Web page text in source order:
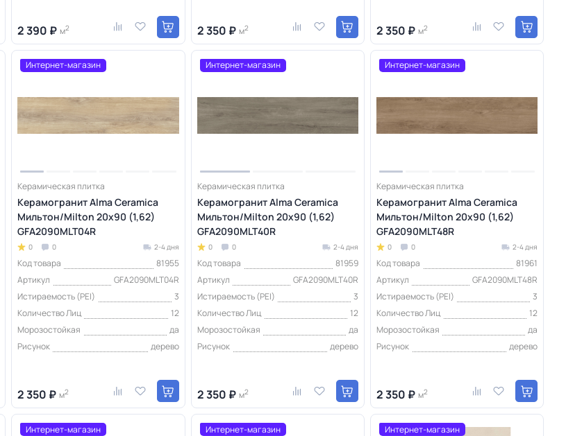
2 390 ₽ м2 2 350 ₽ м2 2 350 ₽ м2
Интернет-магазин
Керамическая плитка
Керамогранит Alma Ceramica
Мильтон/Milton 20х90 (1,62)
GFA2090MLT04R
0 0 2-4 дня
Код товара
81955
Артикул
GFA2090MLT04R
Истираемость (PEI)
3
Количество Лиц
12
Морозостойкая
да
Рисунок
дерево
2 350 ₽ м2
Интернет-магазин
Керамическая плитка
Керамогранит Alma Ceramica
Мильтон/Milton 20х90 (1,62)
GFA2090MLT40R
0 0 2-4 дня
Код товара
81959
Артикул
GFA2090MLT40R
Истираемость (PEI)
3
Количество Лиц
12
Морозостойкая
да
Рисунок
дерево
2 350 ₽ м2
Интернет-магазин
Керамическая плитка
Керамогранит Alma Ceramica
Мильтон/Milton 20х90 (1,62)
GFA2090MLT48R
0 0 2-4 дня
Код товара
81961
Артикул
GFA2090MLT48R
Истираемость (PEI)
3
Количество Лиц
12
Морозостойкая
да
Рисунок
дерево
2 350 ₽ м2
Интернет-магазин Интернет-магазин Интернет-магазин